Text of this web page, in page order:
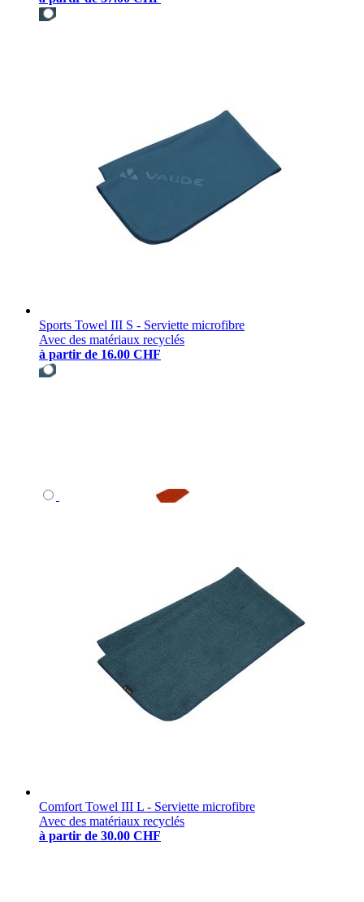
Sports Towel III S - Serviette microfibre
Avec des matériaux recyclés
à partir de 16.00 CHF
Comfort Towel III L - Serviette microfibre
Avec des matériaux recyclés
à partir de 30.00 CHF